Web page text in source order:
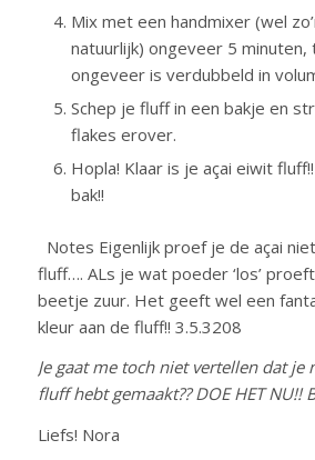
Mix met een handmixer (wel
natuurlijk) ongeveer 5
ongeveer is verdubbeld in
Schep je fluff in een bakje en
flakes erover.
Hopla! Klaar is je açai eiwit
bak!!
Notes Eigenlijk proef je de açai
fluff…. ALs je wat poeder ‘los’
beetje zuur. Het geeft wel een
kleur aan de fluff!! 3.5.3208
Je gaat me toch niet vertellen dat je
fluff hebt gemaakt?? DOE HET NU!!
Liefs! Nora